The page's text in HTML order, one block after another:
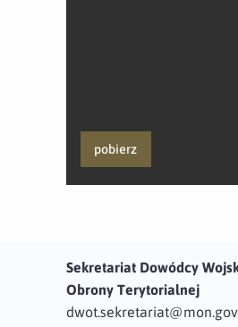
pobierz
Sekretariat Dowódcy
Obrony Terytorialnej